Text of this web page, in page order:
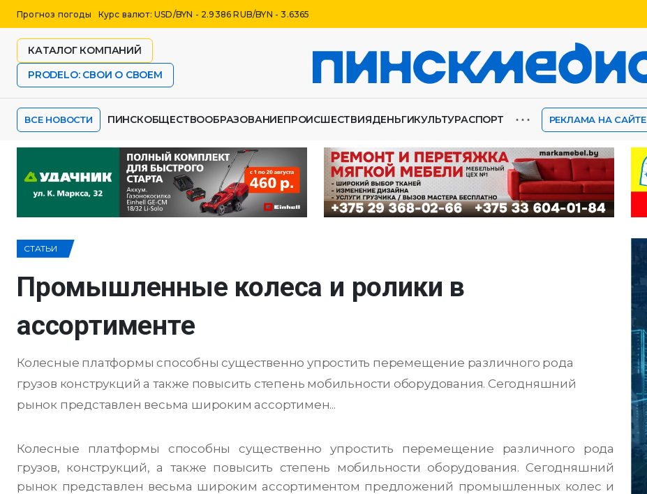
Прогноз погоды Курс валют: USD/BYN - 2.9386 RUB/BYN - 3.6365
КАТАЛОГ КОМПАНИЙ
PRODELO: СВОИ О СВОЕМ
ВСЕ НОВОСТИ ПИНСКОБЩЕСТВООБРАЗОВАНИЕПРОИСШЕСТВИЯДЕНЬГИКУЛЬТУРАСПОРТ ⋯ РЕКЛАМА НА САЙТЕ
СТАТЬИ
Промышленные колеса и ролики в
ассортименте
Колесные платформы способны существенно упростить перемещение различного рода
грузов конструкций а также повысить степень мобильности оборудования. Сегодняшний
рынок представлен весьма широким ассортимен...
Колесные платформы способны существенно упростить перемещение различного рода
грузов, конструкций, а также повысить степень мобильности оборудования. Сегодняшний
рынок представлен весьма широким ассортиментом предложений промышленных колес и